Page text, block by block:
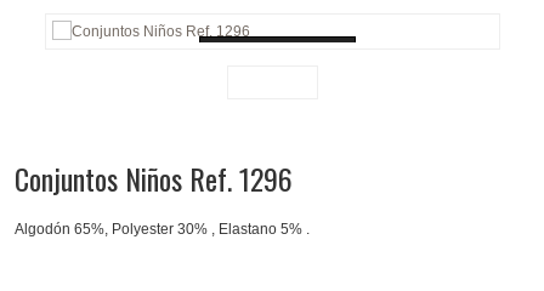
Conjuntos Niños Ref. 1296
Algodón 65%, Polyester 30% , Elastano 5% .